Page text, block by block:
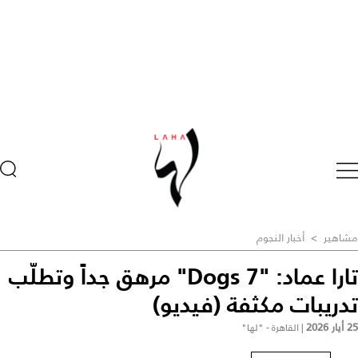
مشاهير > أخبار النجوم
تارا عماد: "7 Dogs" مرهق جداً وتطلّب
تدريبات مكثفة (فيديو)
25 أيار 2026 | القاهرة - "لها"